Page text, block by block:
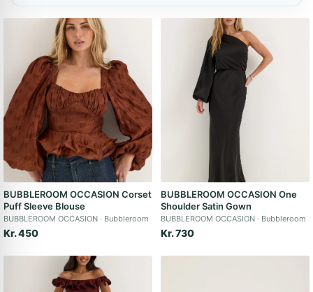
BUBBLEROOM OCCASION Corset
Puff Sleeve Blouse
BUBBLEROOM OCCASION Bubbleroom
Kr. 450
BUBBLEROOM OCCASION One
Shoulder Satin Gown
BUBBLEROOM OCCASION Bubbleroom
Kr. 730